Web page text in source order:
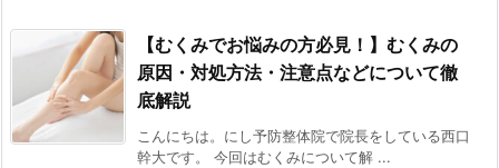
【むくみでお悩みの方必見！】むくみの
原因・対処方法・注意点などについて徹
底解説
こんにちは。にし予防整体院で院長をしている西口
幹大です。 今回はむくみについて解 ...